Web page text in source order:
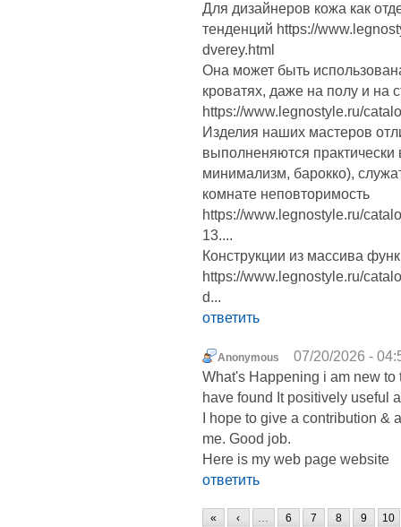
Для дизайнеров кожа как
тенденций https://
dverey.html
Она может быть
кроватях, даже на полу и на
https://www.legnostyle.ru/
Изделия наших мастеров
выполненяются
минимализм, барокко),
комнате неповторимость
https://www.legnostyle.ru/
13....
Конструкции из массива
https://www.legnostyle.ru/
d...
ответить
Anonymous
07/20/2026 -
What's Happening i am new to
have found It positively useful
I hope to give a contribution
me. Good job.
Here is my web page website
ответить
« ‹ … 6 7 8 9 10